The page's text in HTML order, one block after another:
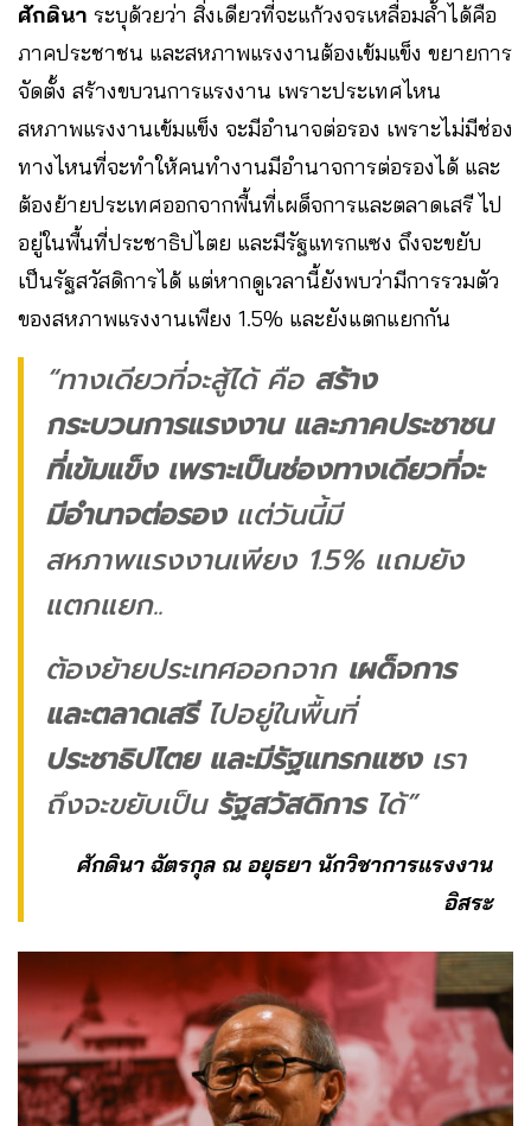
ศักดินา ระบุด้วยว่า สิ่งเดียวที่จะแก้วงจรเหลื่อมล้ำได้คือ
ภาคประชาชน และสหภาพแรงงานต้องเข้มแข็ง ขยายการ
จัดตั้ง สร้างขบวนการแรงงาน เพราะประเทศไหน
สหภาพแรงงานเข้มแข็ง จะมีอำนาจต่อรอง เพราะไม่มีช่อง
ทางไหนที่จะทำให้คนทำงานมีอำนาจการต่อรองได้ และ
ต้องย้ายประเทศออกจากพื้นที่เผด็จการและตลาดเสรี ไป
อยู่ในพื้นที่ประชาธิปไตย และมีรัฐแทรกแซง ถึงจะขยับ
เป็นรัฐสวัสดิการได้ แต่หากดูเวลานี้ยังพบว่ามีการรวมตัว
ของสหภาพแรงงานเพียง 1.5% และยังแตกแยกกัน
“ทางเดียวที่จะสู้ได้ คือ สร้าง
กระบวนการแรงงาน และภาคประชาชน
ที่เข้มแข็ง เพราะเป็นช่องทางเดียวที่จะ
มีอำนาจต่อรอง แต่วันนี้มี
สหภาพแรงงานเพียง 1.5% แถมยัง
แตกแยก..
ต้องย้ายประเทศออกจากเผด็จการ
และตลาดเสรีไปอยู่ในพื้นที่
ประชาธิปไตย และมีรัฐแทรกแซง เรา
ถึงจะขยับเป็น รัฐสวัสดิการได้”
ศักดินา ฉัตรกุล ณ อยุธยา นักวิชาการแรงงาน
อิสระ